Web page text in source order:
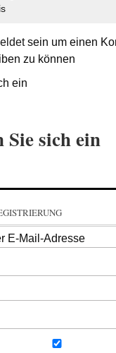
sein um einen
zu können
ein
Sie sich ein
E-Mail-Adresse